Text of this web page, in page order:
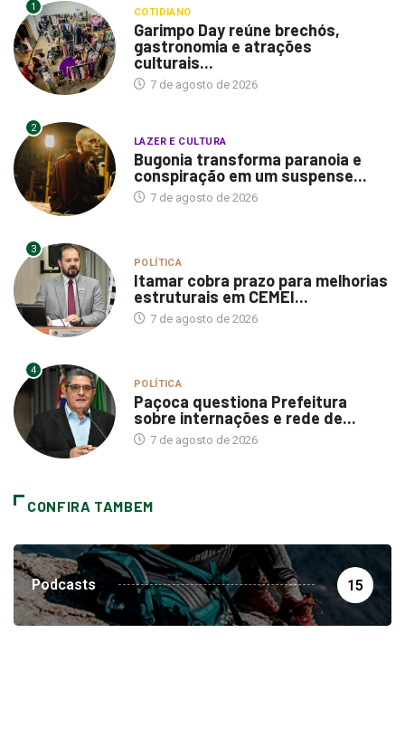
1 COTIDIANO
Garimpo Day reúne brechós,
gastronomia e atrações
culturais...
7 de agosto de 2026
2
LAZER E CULTURA
Bugonia transforma paranoia e
conspiração em um suspense...
7 de agosto de 2026
3
POLÍTICA
Itamar cobra prazo para melhorias
estruturais em CEMEI...
7 de agosto de 2026
4
POLÍTICA
Paçoca questiona Prefeitura
sobre internações e rede de...
7 de agosto de 2026
CONFIRA TAMBEM
Podcasts 15